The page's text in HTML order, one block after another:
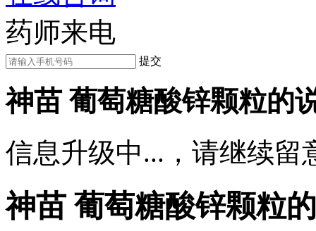
药师来电
提交
神苗 葡萄糖酸锌颗粒的
信息升级中...，请继续留
神苗 葡萄糖酸锌颗粒